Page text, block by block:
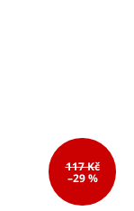
117 Kč
–29 %